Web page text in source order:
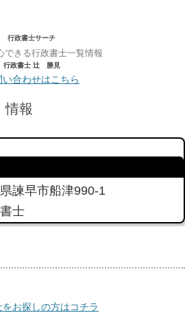
行政書士サーチ
できる行政書士一覧情報
行政書士 辻 勝見
い合わせはこちら
報
諫早市船津990-1
士
をお探しの方はコチラ